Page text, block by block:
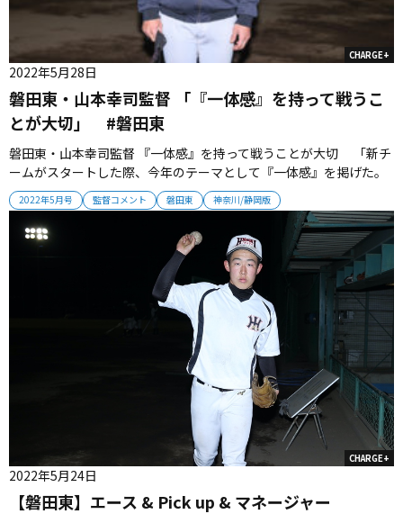
CHARGE+
2022年5月号 監督コメント 磐田東 神奈川/静岡版
磐田東・山本幸司監督 「『一体感』を持って戦うこ
とが大切」 #磐田東
2022年5月28日
磐田東・山本幸司監督 『一体感』を持って戦うことが大切 「新チ
ームがスタートした際、今年のテーマとして『一体感』を掲げた。
昨年の3年生のような飛び抜けた選手はいない。また、部員が2学年
で50人を超える大所帯。だからこそ、『一体感』を持って戦うこと
が大切だと感じた。一方で、個を強くすることも必要だと感じ、オ
フ期間は体作...
CHARGE+
【磐田東】エース & Pick up & マネージャー
2022年5月24日